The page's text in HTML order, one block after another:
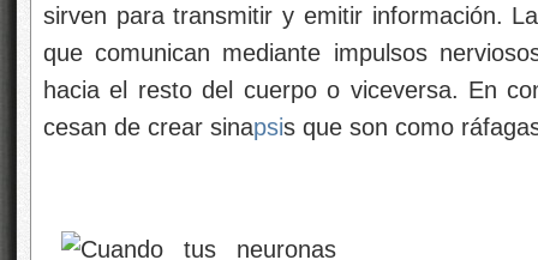
sirven para transmitir y emitir información.
que comunican mediante impulsos
hacia el resto del cuerpo o viceversa. En
cesan de crear sinapsis que son como